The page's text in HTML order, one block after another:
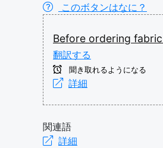
このボタンはなに？
Before ordering fabric
翻訳する
聞き取れるようになる
詳細
関連語
詳細